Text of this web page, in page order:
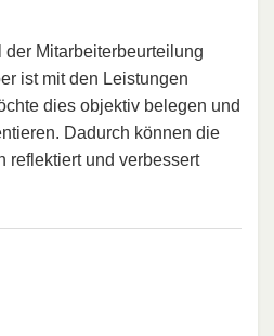
Mitarbeiterbeurteilung
ist mit den Leistungen
dies objektiv belegen und
Dadurch können die
reflektiert und verbessert